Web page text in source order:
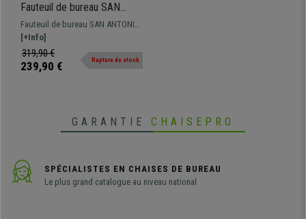
Fauteuil de bureau SAN
ANTONIO, Grand
rembourrage, Résistant
jusqu'à 150 kg, en Cuir,
Blanc
Fauteuil de bureau SAN ANTONIO.
Très résistant, avec un grand
rembourrage et revêtement en cuir
synthétique disponible en
[+Info]
319,90 €
239,90 € Rupture de stock
GARANTIE CHAISEPRO
SPÉCIALISTES EN CHAISES DE BUREAU
Le plus grand catalogue au niveau national